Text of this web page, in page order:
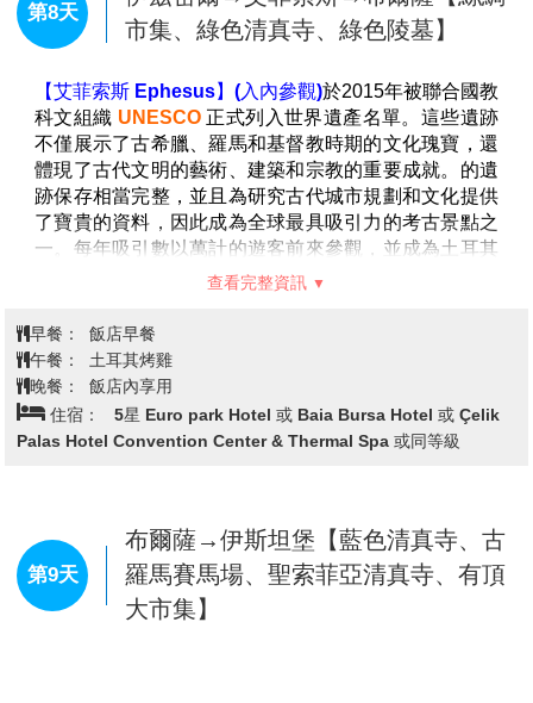
【凱馬克勒地下城 Kaymakli Underground City】(入
內參觀)
是卡帕多奇亞最大的地下城之一，擁有錯綜複雜
納托利亞人開鑿，後來成為拜占庭時期居民避難的庇護
所。狹窄的石階與隱藏的通道串聯起儲藏室、廚房、酒
窖與通風井，展現出當時高超的地下建築技術。石門與
秘密通道設計精妙，反映出過去居民為了自衛與生存的
智慧。這座地下迷宮至今仍保留著神秘氣息，彷彿帶領
人們穿越時空，走進千年前的生活世界。
【土耳其地毯工藝之家 Turkiye Carpet Center】 早在
奧斯曼帝國繁盛時期，土耳其地毯便象徵著財富與身
上裝飾，而非鋪設於地板。由於土耳其地毯深受喜愛，
土耳其憑藉卓越的品質、先進技術及高產能，成為全球
最重要的機織地毯生產與供應國。傳統手工地毯工廠則
展示了享譽國際的中東地毯如何經過繁複工序精心編
織，並介紹其材質特點。一塊小小的地毯，便充分展現
了伊斯蘭藝術文化的精髓，不僅承襲了土耳其悠久的傳
【當地特色陶藝工坊 Traditional Pottery Workshop】
走進工坊，彷彿踏入一座色彩繽紛的藝術殿堂。店內陳
列著各式精美陶器，從古典圖騰到現代創新設計，每一
件作品都展現了土耳其深厚的文化底蘊與精湛的工藝。
第6天
卡帕多其亞→孔亞→雪白棉堡 巴慕卡
麗
【孔亞 Konya】是土耳其最古老的城市之一，以伊斯蘭
文化與旋轉舞教團（梅芙拉維教團）的發源地聞名。這
座城市曾是塞爾柱帝國的首都，擁有眾多歷史悠久的清
真寺與伊斯蘭建築。梅烏拉那博物館是蘇菲派詩人魯米
的長眠之地，綠色圓頂與寧靜氛圍使其成為孔亞的精神
象徵。街道間瀰漫著濃厚的宗教與學術氣息，傳統市集
合歷史、信仰與詩意的城市，吸引著無數尋找內心平靜
與靈感的旅人。
【梅夫拉那博物館 Mevlana Museum】(入內參觀)
亞最具代表性的地標，也是蘇菲派詩人魯米的長眠之
地。綠色圓頂與優雅的伊斯蘭建築，使這座博物館散發
出寧靜與神秘的氛圍。館內收藏了珍貴的手稿、樂器與
蘇菲派僧侶的服飾，展現旋轉舞教團的精神與文化。走
旅人尋找心靈啟發的重要聖地。
【梅蘇丹哈尼古驛站 Caravanserai of
Tepesidelikhan】是 著名的歷史驛站，位於卡帕多奇
亞地區，建於13世紀的塞爾柱帝國時期。這座驛站曾是
早餐：
飯店早餐
午餐：
土式披薩或當地料理
晚餐：
飯店內享用
住宿：
5星 Adempira Termal & Spa Hotel 或 Pam Thermal
第7天
雪白棉堡→希拉波利斯遺址→席林潔
→庫薩達西→伊茲密爾